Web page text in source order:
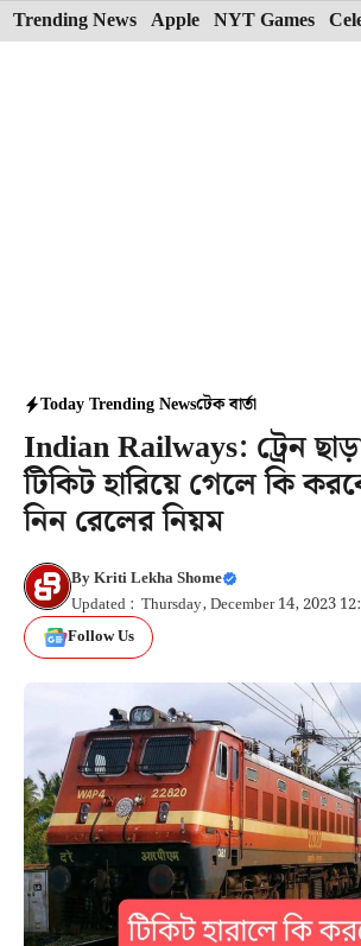
Skip
to
Trending News Apple NYT Games
Today Trending Newsটেক বার্তা
Indian Railways: ট্রেন
টিকিট হারিয়ে গেলে কি
নিন রেলের নিয়ম
ByKriti Lekha Shome
Updated : Thursday, December 14, 2023
Follow Us